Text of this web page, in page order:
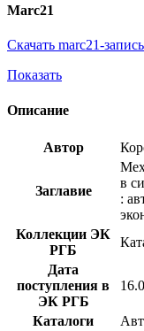
Marc21
Скачать marc21-запись
Показать
Описание
Автор
Заглавие
в
:
Коллекции ЭК
РГБ
Дата
поступления в
ЭК РГБ
Каталоги